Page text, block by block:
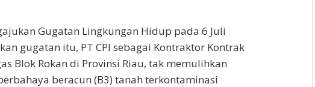
Gugatan Lingkungan Hidup pada 6 Juli
gugatan itu, PT CPI sebagai Kontraktor Kontrak
Blok Rokan di Provinsi Riau, tak memulihkan
beracun (B3) tanah terkontaminasi